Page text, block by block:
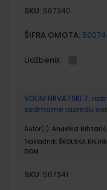
SKU: 567340
ŠIFRA OMOTA:
Udžbenik
VOLIM HRVATSKI 7;
sedmome razredu
Autor(i): Anđelka
Nakladnik: ŠKOLSKA
DOM
SKU: 567341